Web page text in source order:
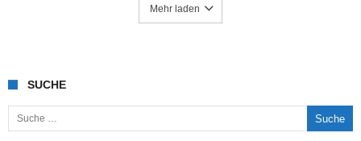
Mehr laden
SUCHE
Suche nach: